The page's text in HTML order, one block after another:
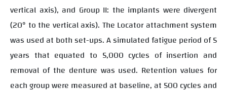
vertical axis), and Group II: the implants were divergent
(20° to the vertical axis). The Locator attachment system
was used at both set-ups. A simulated fatigue period of 5
years that equated to 5,000 cycles of insertion and
removal of the denture was used. Retention values for
each group were measured at baseline, at 500 cycles and